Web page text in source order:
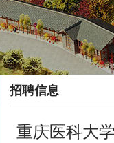
招聘信息
重庆医科大